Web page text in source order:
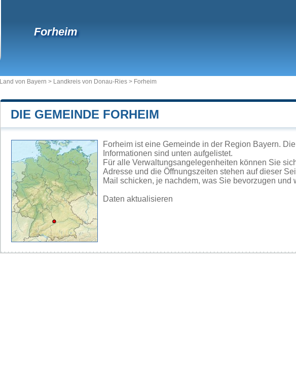
Forheim
Land von Bayern > Landkreis von Donau-Ries > Forheim
DIE GEMEINDE FORHEIM
Forheim ist eine Gemeinde in der Region Bayern.
Informationen sind unten aufgelistet.
Für alle Verwaltungsangelegenheiten können Sie
Adresse und die Öffnungszeiten stehen auf dieser
Mail schicken, je nachdem, was Sie bevorzugen und
Daten aktualisieren